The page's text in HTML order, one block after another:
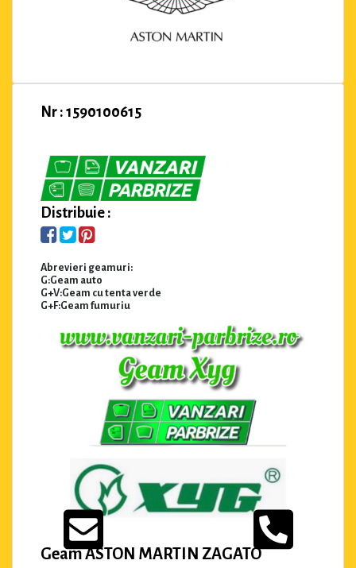
Nr : 1590100615
Distribuie :
Abrevieri geamuri:
G:Geam auto
G+V:Geam cu tenta verde
G+F:Geam fumuriu
Geam ASTON MARTIN ZAGATO